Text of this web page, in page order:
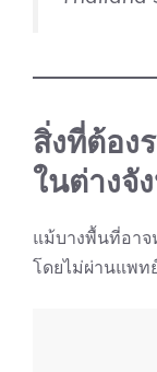
สิ่งที่ต้อง
ในต่างจั
แม้บางพื้นที่อาจ
โดยไม่ผ่านแพท